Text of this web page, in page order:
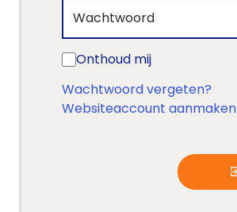
Onthoud mij
Wachtwoord vergeten?
Websiteaccount aanmaken